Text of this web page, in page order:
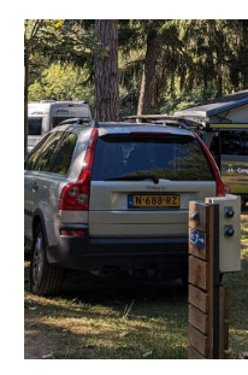
e
S
i
t
e
d
e
C
a
s
t
e
s
i
t
e
r
S
a
i
n
t
e
-